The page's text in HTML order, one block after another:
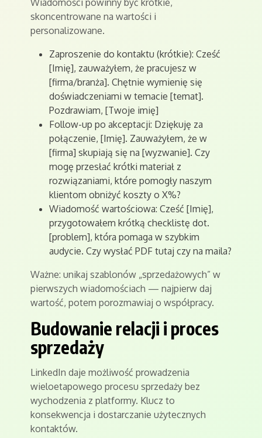
Wiadomości powinny być krótkie,
skoncentrowane na wartości i
personalizowane.
Zaproszenie do kontaktu (krótkie): Cześć
[Imię], zauważyłem, że pracujesz w
[firma/branża]. Chętnie wymienię się
doświadczeniami w temacie [temat].
Pozdrawiam, [Twoje imię]
Follow-up po akceptacji: Dziękuję za
połączenie, [Imię]. Zauważyłem, że w
[firma] skupiają się na [wyzwanie]. Czy
mogę przesłać krótki materiał z
rozwiązaniami, które pomogły naszym
klientom obniżyć koszty o X%?
Wiadomość wartościowa: Cześć [Imię],
przygotowałem krótką checklistę dot.
[problem], która pomaga w szybkim
audycie. Czy wysłać PDF tutaj czy na maila?
Ważne: unikaj szablonów „sprzedażowych” w
pierwszych wiadomościach — najpierw daj
wartość, potem porozmawiaj o współpracy.
Budowanie relacji i proces
sprzedaży
LinkedIn daje możliwość prowadzenia
wieloetapowego procesu sprzedaży bez
wychodzenia z platformy. Klucz to
konsekwencja i dostarczanie użytecznych
kontaktów.